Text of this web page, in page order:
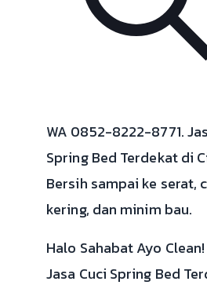
WA 0852-8222-8771.
Spring Bed Terdekat di
Bersih sampai ke serat,
kering, dan minim bau.
Halo Sahabat Ayo
Jasa Cuci Spring Bed